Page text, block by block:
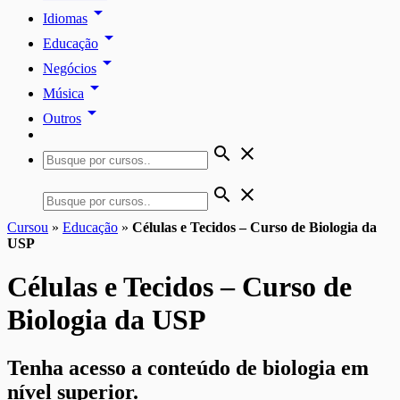
Idiomas arrow_drop_down
Educação arrow_drop_down
Negócios arrow_drop_down
Música arrow_drop_down
Outros arrow_drop_down
search close
search close
Cursou » Educação » Células e Tecidos – Curso de Biologia da
USP
Células e Tecidos – Curso de
Biologia da USP
Tenha acesso a conteúdo de biologia em
nível superior.